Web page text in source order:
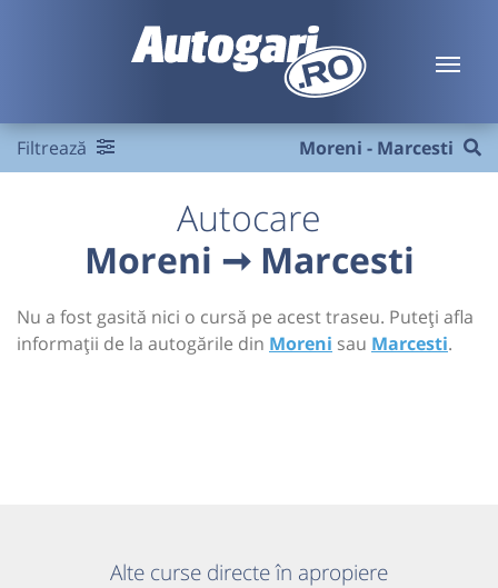
Filtrează Moreni - Marcesti
Autocare
Moreni ➞ Marcesti
Nu a fost gasită nici o cursă pe acest traseu. Puteți afla
informații de la autogările din Moreni sau Marcesti.
Alte curse directe în apropiere